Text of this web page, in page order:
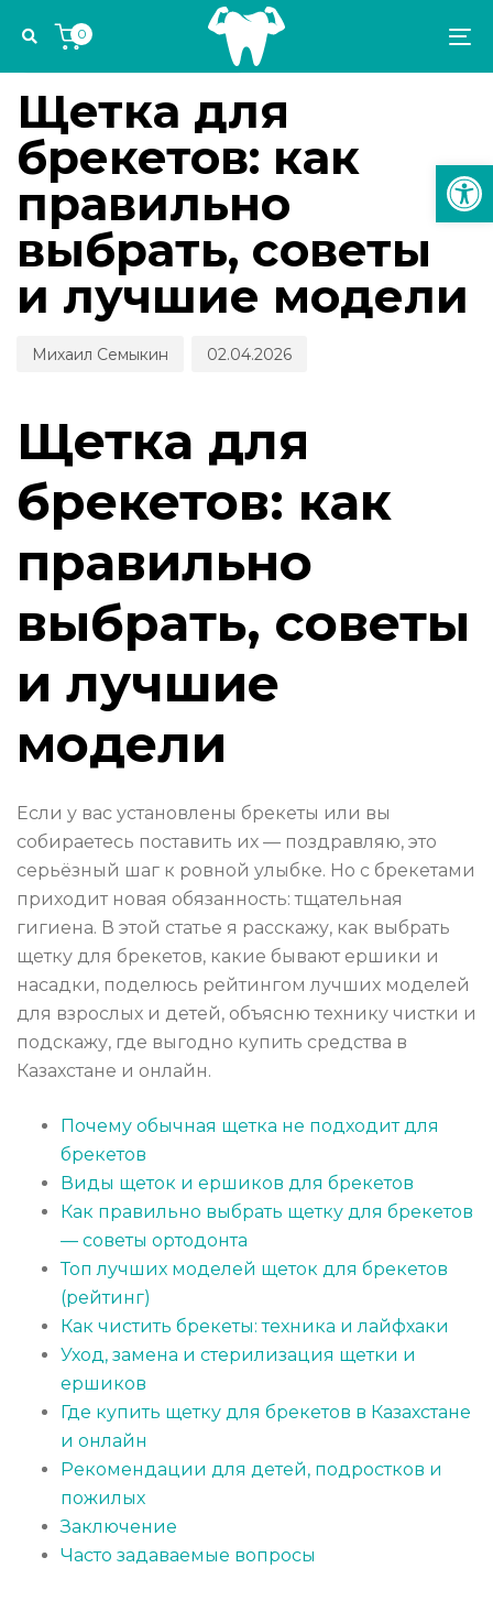
links
navigation
Skip
content
0
IN:
ЭСТЕТИКА И ОРТОДОНТИЯ
Щетка для
брекетов: как
правильно
выбрать, советы
и лучшие модели
Михаил Семыкин
on:
02.04.2026
Щетка для
брекетов: как
правильно
выбрать, советы
и лучшие
модели
Если у вас установлены брекеты или вы
собираетесь поставить их — поздравляю, это
серьёзный шаг к ровной улыбке. Но с брекетами
приходит новая обязанность: тщательная
гигиена. В этой статье я расскажу, как выбрать
щетку для брекетов, какие бывают ершики и
насадки, поделюсь рейтингом лучших моделей
для взрослых и детей, объясню технику чистки и
подскажу, где выгодно купить средства в
Казахстане и онлайн.
Почему обычная щетка не подходит для
брекетов
Виды щеток и ершиков для брекетов
Как правильно выбрать щетку для брекетов
— советы ортодонта
Топ лучших моделей щеток для брекетов
(рейтинг)
Как чистить брекеты: техника и лайфхаки
Уход, замена и стерилизация щетки и
ершиков
Где купить щетку для брекетов в Казахстане
и онлайн
Рекомендации для детей, подростков и
пожилых
Заключение
Часто задаваемые вопросы